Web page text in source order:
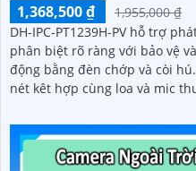
1,368,500 ₫
1,955,000 ₫
DH-IPC-PT1239H-PV hỗ trợ
phân biệt rõ ràng với bảo vệ
động bằng đèn chớp và còi hú. độ phân giải 2MP ghi hình sác
nét kêt hợp cùng loa và mic